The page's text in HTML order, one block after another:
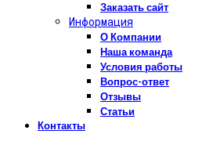
Заказать сайт
Информация
О Компании
Наша команда
Условия работы
Вопрос-ответ
Отзывы
Статьи
Контакты